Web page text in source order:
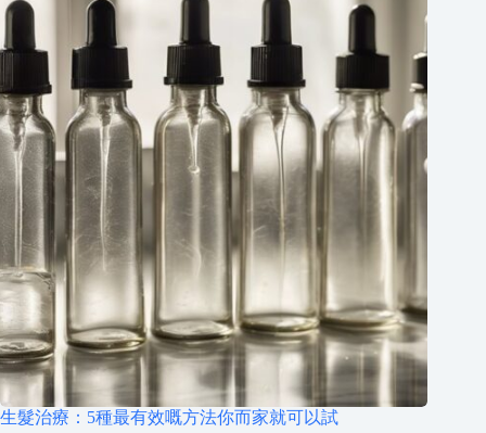
生髮治療：5種最有效嘅方法你而家就可以試